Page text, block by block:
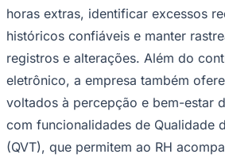
horas extras, identificar excessos
históricos confiáveis e manter
registros e alterações. Além do
eletrônico, a empresa também
voltados à percepção e bem-estar
com funcionalidades de Qualidade
(QVT), que permitem ao RH